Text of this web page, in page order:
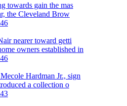
towards gain the mas
the Cleveland Brow
nearer toward getti
owners established in
Hardman Jr., sign
a collection o